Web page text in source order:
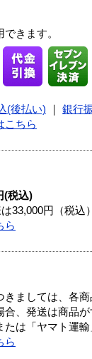
きます。
(後払い) 銀行
こちら
(税込)
33,000円（税込
ら
ましては、各
、発送は商品
は「ヤマト運
ら